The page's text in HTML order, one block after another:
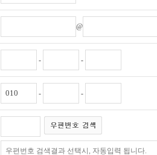
@
- -
- -